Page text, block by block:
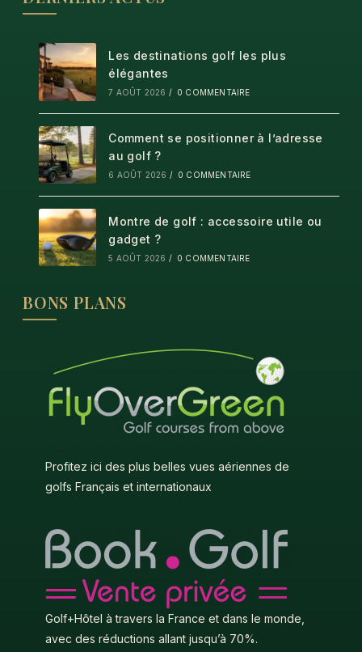
Les destinations golf les plus
élégantes
7 AOÛT 2026 / 0 COMMENTAIRE
Comment se positionner à l’adresse
au golf ?
6 AOÛT 2026 / 0 COMMENTAIRE
Montre de golf : accessoire utile ou
gadget ?
5 AOÛT 2026 / 0 COMMENTAIRE
BONS PLANS
Profitez ici des plus belles vues aériennes de
golfs Français et internationaux
Golf+Hôtel à travers la France et dans le monde,
avec des réductions allant jusqu’à 70%.